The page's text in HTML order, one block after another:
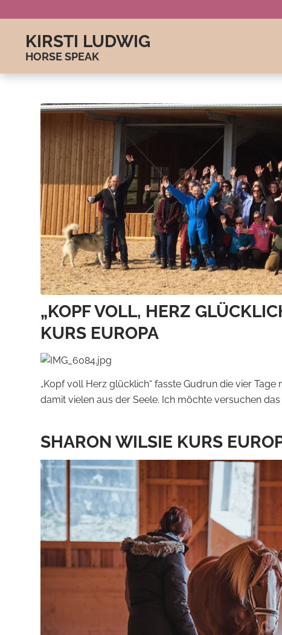
KIRSTI LUDWIG
HORSE SPEAK
„KOPF VOLL, HERZ
KURS EUROPA
„Kopf voll Herz glücklich“ fasste Gudrun die vier
damit vielen aus der Seele. Ich möchte versuchen
SHARON WILSIE KURS